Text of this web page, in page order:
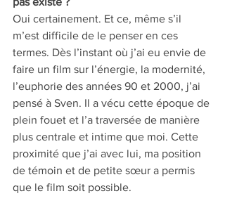
Oui certainement. Et ce, même s’il
m’est difficile de le penser en ces
termes. Dès l’instant où j’ai eu envie de
faire un film sur l’énergie, la modernité,
l’euphorie des années 90 et 2000, j’ai
pensé à Sven. Il a vécu cette époque de
plein fouet et l’a traversée de manière
plus centrale et intime que moi. Cette
proximité que j’ai avec lui, ma position
de témoin et de petite sœur a permis
que le film soit possible.